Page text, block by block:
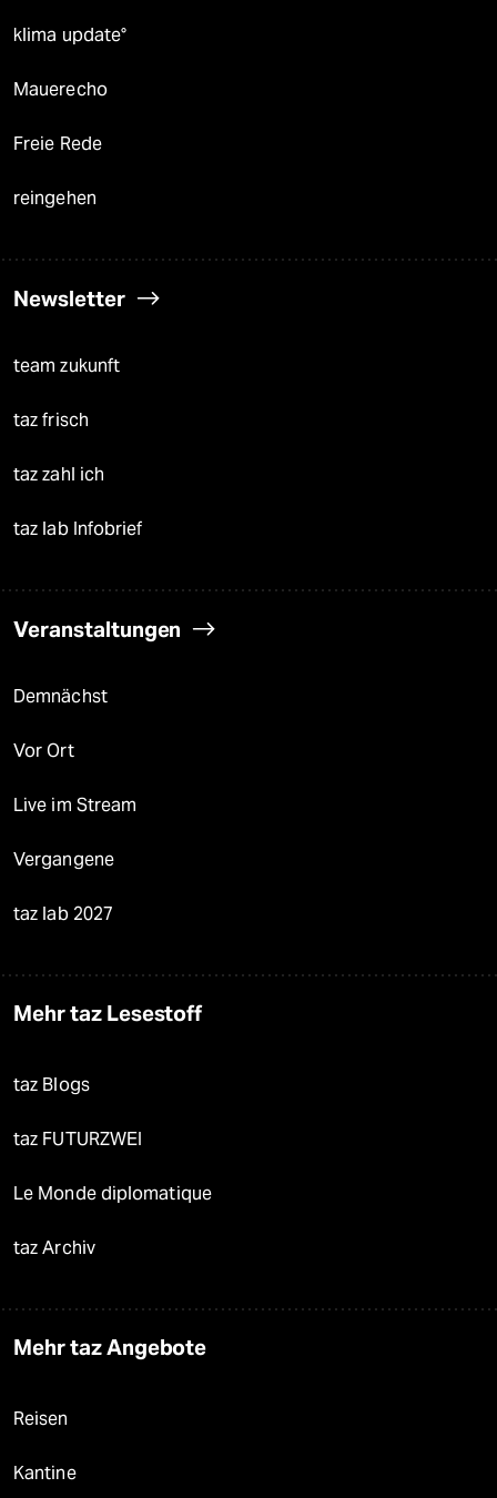
klima update°
Mauerecho
Freie Rede
reingehen
Newsletter
team zukunft
taz frisch
taz zahl ich
taz lab Infobrief
Veranstaltungen
Demnächst
Vor Ort
Live im Stream
Vergangene
taz lab 2027
Mehr taz Lesestoff
taz Blogs
taz FUTURZWEI
Le Monde diplomatique
taz Archiv
Mehr taz Angebote
Reisen
Kantine